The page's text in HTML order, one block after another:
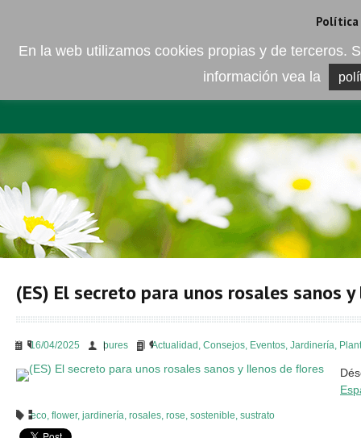
EMPRESA ELEMENTO DEL
(ES) El secreto para unos rosales sanos
16/04/2025 bures Actualidad , Consejos, Eventos, Jardinería,
eco, flower, jardinería, rosales, rose, sostenible, sustrato
Política
En la web utilizamos cookies propias y de terceros.
información vea la